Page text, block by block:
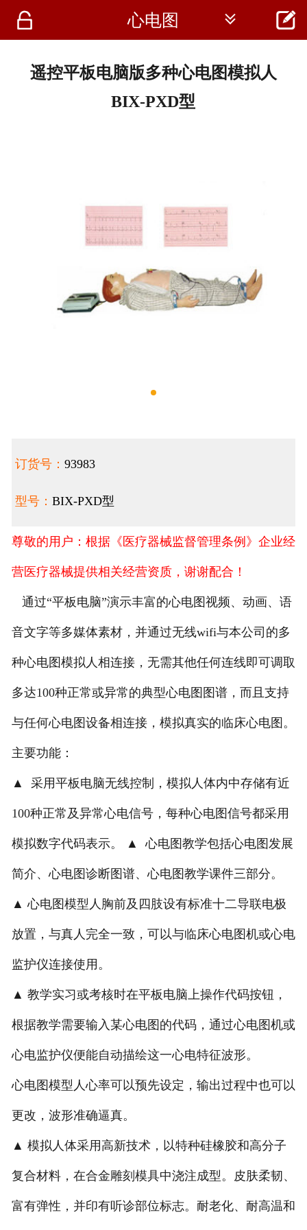
 首页
 心电图  
遥控平板电脑版多种心电图模拟人
BIX-PXD型
订货号： 93983
型号： BIX-PXD型
尊敬的用户：根据《医疗器械监督管理条例》企业经
营医疗器械提供相关经营资质，谢谢配合！
通过“平板电脑”演示丰富的心电图视频、动画、语
音文字等多媒体素材，并通过无线wifi与本公司的多
种心电图模拟人相连接，无需其他任何连线即可调取
多达100种正常或异常的典型心电图图谱，而且支持
与任何心电图设备相连接，模拟真实的临床心电图。
主要功能：
▲ 采用平板电脑无线控制，模拟人体内中存储有近
100种正常及异常心电信号，每种心电图信号都采用
模拟数字代码表示。 ▲ 心电图教学包括心电图发展
简介、心电图诊断图谱、心电图教学课件三部分。
▲ 心电图模型人胸前及四肢设有标准十二导联电极
放置，与真人完全一致，可以与临床心电图机或心电
监护仪连接使用。
▲ 教学实习或考核时在平板电脑上操作代码按钮，
根据教学需要输入某心电图的代码，通过心电图机或
心电监护仪便能自动描绘这一心电特征波形。
心电图模型人心率可以预先设定，输出过程中也可以
更改，波形准确逼真。
▲ 模拟人体采用高新技术，以特种硅橡胶和高分子
复合材料，在合金雕刻模具中浇注成型。皮肤柔韧、
富有弹性，并印有听诊部位标志。耐老化、耐高温和